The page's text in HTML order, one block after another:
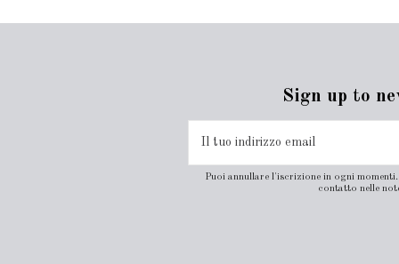
Sign up to
Puoi annullare l'iscrizione in ogni
contatto nelle